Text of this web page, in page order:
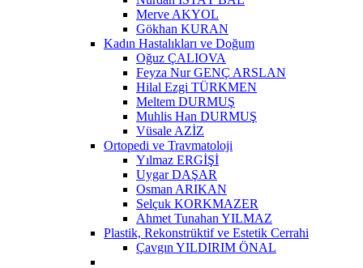
Merve AKYOL
Gökhan KURAN
Kadın Hastalıkları ve Doğum
Oğuz ÇALIOVA
Feyza Nur GENÇ ARSLAN
Hilal Ezgi TÜRKMEN
Meltem DURMUŞ
Muhlis Han DURMUŞ
Vüsale AZİZ
Ortopedi ve Travmatoloji
Yılmaz ERGİŞİ
Uygar DAŞAR
Osman ARIKAN
Selçuk KORKMAZER
Ahmet Tunahan YILMAZ
Plastik, Rekonstrüktif ve Estetik Cerrahi
Çavgın YILDIRIM ÖNAL